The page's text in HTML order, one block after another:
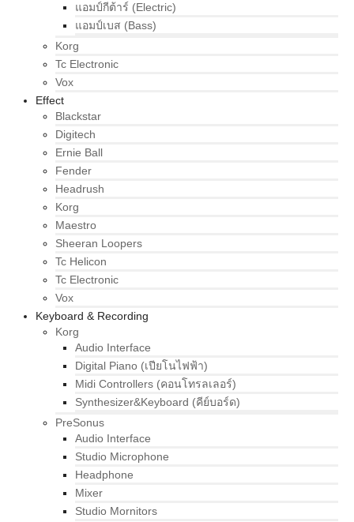
แอมป์กีต้าร์ (Electric)
แอมป์เบส (Bass)
Korg
Tc Electronic
Vox
Effect
Blackstar
Digitech
Ernie Ball
Fender
Headrush
Korg
Maestro
Sheeran Loopers
Tc Helicon
Tc Electronic
Vox
Keyboard & Recording
Korg
Audio Interface
Digital Piano (เปียโนไฟฟ้า)
Midi Controllers (คอนโทรลเลอร์)
Synthesizer&Keyboard (คีย์บอร์ด)
PreSonus
Audio Interface
Studio Microphone
Headphone
Mixer
Studio Mornitors